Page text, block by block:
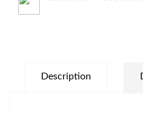
Description